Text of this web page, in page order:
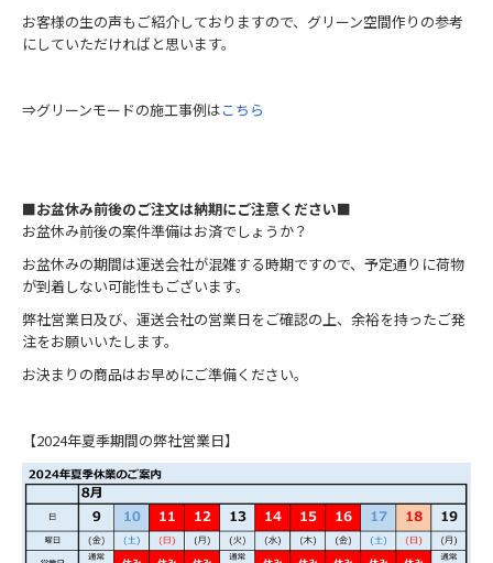
お客様の生の声もご紹介しておりますので、グリーン空間作りの参考
にしていただければと思います。
⇒グリーンモードの施工事例はこちら
■お盆休み前後のご注文は納期にご注意ください■
お盆休み前後の案件準備はお済でしょうか？
お盆休みの期間は運送会社が混雑する時期ですので、予定通りに荷物
が到着しない可能性もございます。
弊社営業日及び、運送会社の営業日をご確認の上、余裕を持ったご発
注をお願いいたします。
お決まりの商品はお早めにご準備ください。
【2024年夏季期間の弊社営業日】